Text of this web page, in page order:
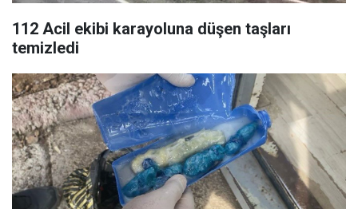
112 Acil ekibi karayoluna düşen taşları
temizledi